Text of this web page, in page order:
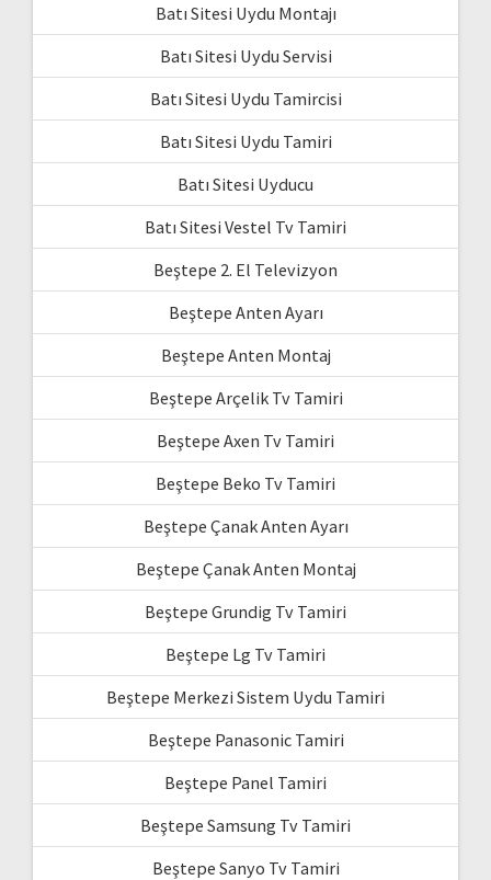
Batı Sitesi Uydu Montajı
Batı Sitesi Uydu Servisi
Batı Sitesi Uydu Tamircisi
Batı Sitesi Uydu Tamiri
Batı Sitesi Uyducu
Batı Sitesi Vestel Tv Tamiri
Beştepe 2. El Televizyon
Beştepe Anten Ayarı
Beştepe Anten Montaj
Beştepe Arçelik Tv Tamiri
Beştepe Axen Tv Tamiri
Beştepe Beko Tv Tamiri
Beştepe Çanak Anten Ayarı
Beştepe Çanak Anten Montaj
Beştepe Grundig Tv Tamiri
Beştepe Lg Tv Tamiri
Beştepe Merkezi Sistem Uydu Tamiri
Beştepe Panasonic Tamiri
Beştepe Panel Tamiri
Beştepe Samsung Tv Tamiri
Beştepe Sanyo Tv Tamiri